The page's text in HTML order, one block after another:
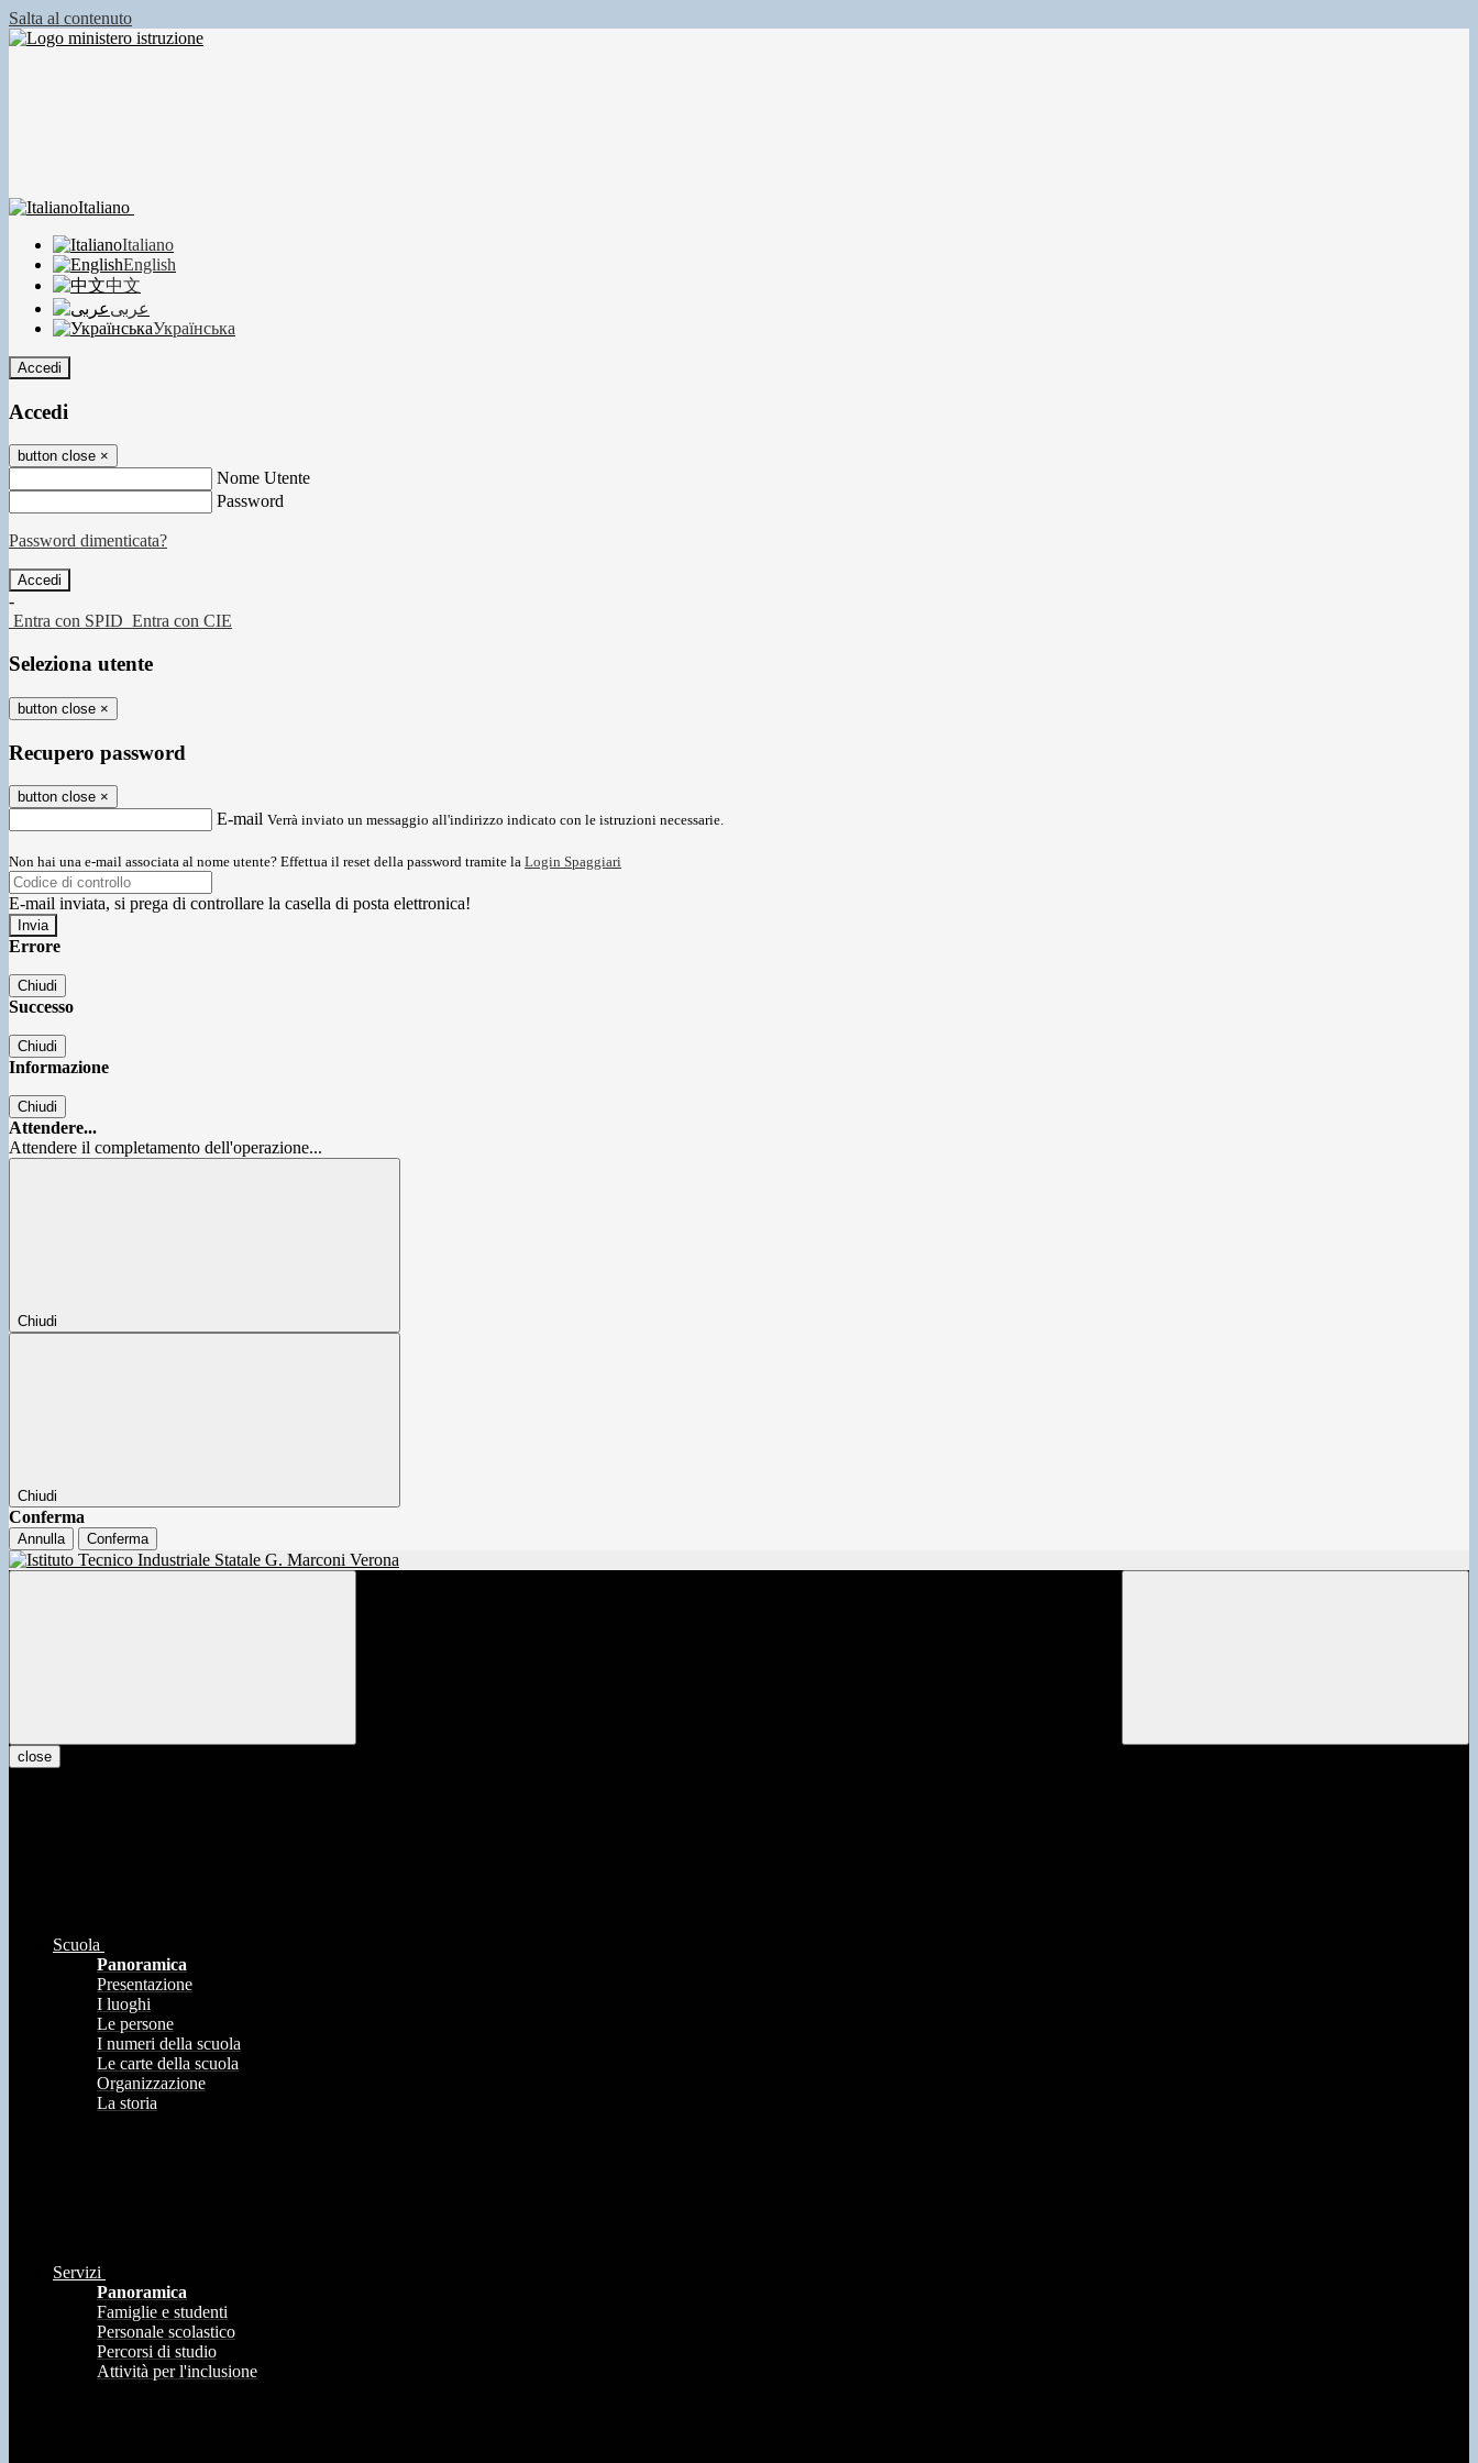
Salta al contenuto
Italiano
Italiano
English
中文
عربى
Українська
Accedi
Accedi
button close ×
Nome Utente
Password
Password dimenticata?
-
Entra con SPID Entra con CIE
Seleziona utente
button close ×
Recupero password
button close ×
E-mail Verrà inviato un messaggio all'indirizzo indicato con le istruzioni necessarie.
Non hai una e-mail associata al nome utente? Effettua il reset della password tramite la Login Spaggiari
E-mail inviata, si prega di controllare la casella di posta elettronica!
Errore
Chiudi
Successo
Chiudi
Informazione
Chiudi
Attendere...
Attendere il completamento dell'operazione...
Chiudi
Chiudi
Conferma
Annulla Conferma
close
Scuola
Panoramica
Presentazione
I luoghi
Le persone
I numeri della scuola
Le carte della scuola
Organizzazione
La storia
Servizi
Panoramica
Famiglie e studenti
Personale scolastico
Percorsi di studio
Attività per l'inclusione